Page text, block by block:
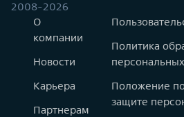
2008-2026
О
компании
Новости
Карьера
Партнерам
Политика
Положение
защите